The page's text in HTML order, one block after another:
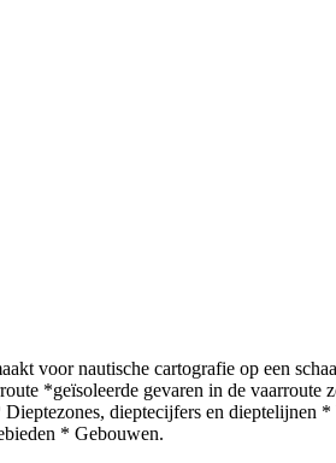
voor nautische cartografie op een
*geïsoleerde gevaren in de
dieptecijfers en dieptelijnen *
* Gebouwen.